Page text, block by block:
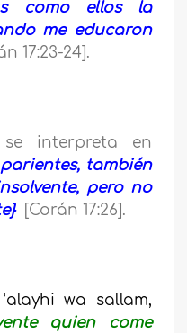
como ellos la
me educaron
17:23-24].
interpreta en
también
pero no
[Corán 17:26].
wa sallam,
quien come